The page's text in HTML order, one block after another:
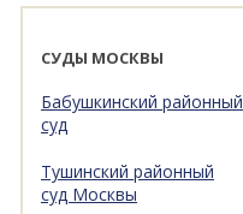
СУДЫ МОСКВЫ
Бабушкинский районный
суд
Тушинский районный
суд Москвы